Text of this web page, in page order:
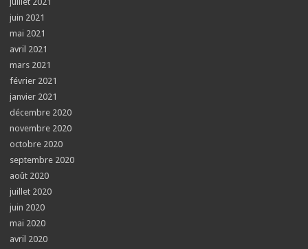
juin 2021
mai 2021
avril 2021
mars 2021
février 2021
janvier 2021
décembre 2020
novembre 2020
octobre 2020
septembre 2020
août 2020
juillet 2020
juin 2020
mai 2020
avril 2020